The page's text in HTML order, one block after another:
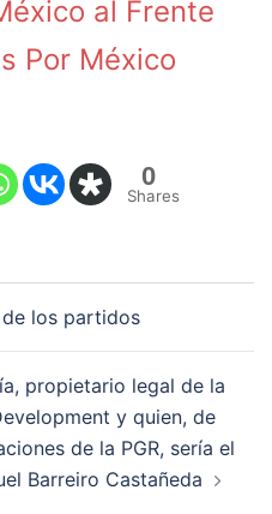
al Frente
Por México
0
Shares
los partidos
propietario legal de la
y quien, de
de la PGR, sería el
Barreiro Castañeda